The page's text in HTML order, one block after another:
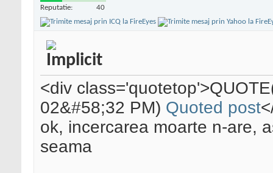
Reputatie: 40
<div
02&#58;32 PM) Quoted post
ok, incercarea moarte n-are,
seama